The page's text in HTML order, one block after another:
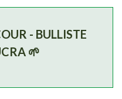
- BULLISTE
🌱